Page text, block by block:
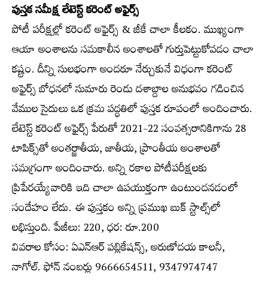
పుస్తక సమీక్ష లేటెస్ట్‌ కరెంట్‌ అఫైర్స్‌
పోటీ పరీక్షల్లో కరెంట్‌ అఫైర్స్‌ & జీకే చాలా కీలకం. ముఖ్యంగా
ఆయా అంశాలను సమకాలీన అంశాలతో గుర్తుపెట్టుకోవడం చాలా
కష్టం. దీన్ని సులభంగా అందరూ నేర్చుకునే విధంగా కరెంట్‌
అఫైర్స్‌ బోధనలో సుమారు రెండు దశాబ్దాల అనుభవం గడించిన
వేముల సైదులు ఒక క్రమ పద్ధతిలో పుస్తక రూపంలో అందించారు.
లేటెస్ట్‌ కరెంట్‌ అఫైర్స్‌ పేరుతో 2021-22 సంవత్సరానికిగాను 28
టాపిక్స్‌తో అంతర్జాతీయ, జాతీయ, ప్రాంతీయ అంశాలతో
సమగ్రంగా అందించారు. అన్ని రకాల పోటీపరీక్షలకు
ప్రిపేరయ్యేవారికి ఇది చాలా ఉపయుక్తంగా ఉంటుందనడంలో
సందేహం లేదు. ఈ పుస్తకం అన్ని ప్రముఖ బుక్‌ స్టాల్స్‌లో
లభిస్తుంది. పేజీలు: 220, ధర: రూ.200
వివరాల కోసం: ఏఎన్‌ఆర్‌ పబ్లికేషన్స్‌, అరుణోదయ కాలనీ,
నాగోల్‌. ఫోన్‌ నంబర్లు 9666654511, 9347974747